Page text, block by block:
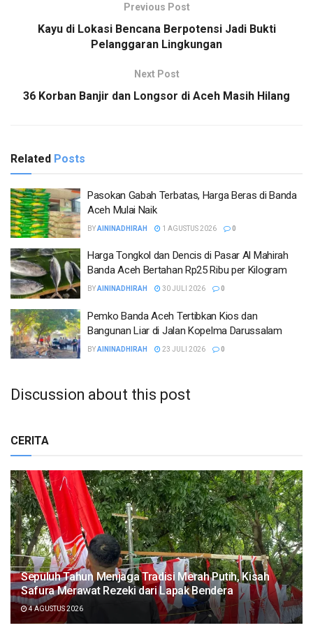
Previous Post
Kayu di Lokasi Bencana Berpotensi Jadi Bukti
Pelanggaran Lingkungan
Next Post
36 Korban Banjir dan Longsor di Aceh Masih Hilang
Related Posts
Pasokan Gabah Terbatas, Harga Beras di Banda
Aceh Mulai Naik
BYAININADHIRAH 1 AGUSTUS 2026 0
Harga Tongkol dan Dencis di Pasar Al Mahirah
Banda Aceh Bertahan Rp25 Ribu per Kilogram
BYAININADHIRAH 30 JULI 2026 0
Pemko Banda Aceh Tertibkan Kios dan
Bangunan Liar di Jalan Kopelma Darussalam
BYAININADHIRAH 23 JULI 2026 0
Discussion about this post
CERITA
Sepuluh Tahun Menjaga Tradisi Merah Putih, Kisah
Safura Merawat Rezeki dari Lapak Bendera
4 AGUSTUS 2026